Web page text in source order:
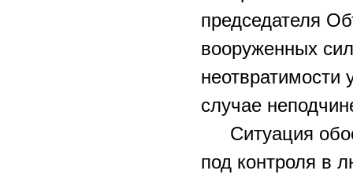
председателя
вооруженных
случае
Ситуация
под контроля в